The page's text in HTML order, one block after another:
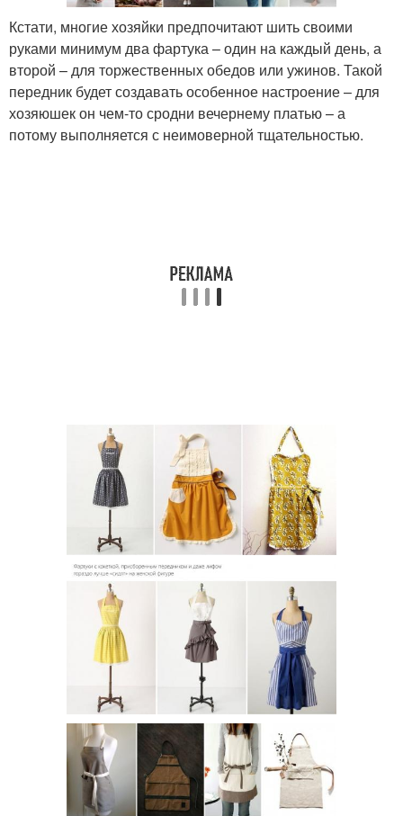
Кстати, многие хозяйки предпочитают шить своими
руками минимум два фартука – один на каждый день, а
второй – для торжественных обедов или ужинов. Такой
передник будет создавать особенное настроение – для
хозяюшек он чем-то сродни вечернему платью – а
потому выполняется с неимоверной тщательностью.